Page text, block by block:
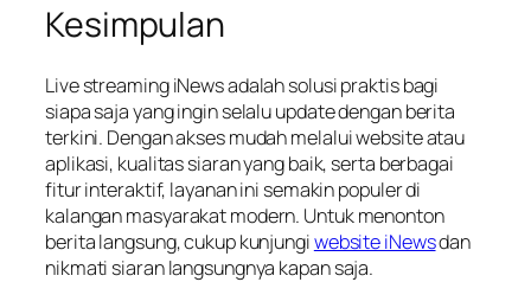
Kesimpulan
Live streaming iNews adalah solusi praktis bagi
siapa saja yang ingin selalu update dengan berita
terkini. Dengan akses mudah melalui website atau
aplikasi, kualitas siaran yang baik, serta berbagai
fitur interaktif, layanan ini semakin populer di
kalangan masyarakat modern. Untuk menonton
berita langsung, cukup kunjungiwebsite iNewsdan
nikmati siaran langsungnya kapan saja.